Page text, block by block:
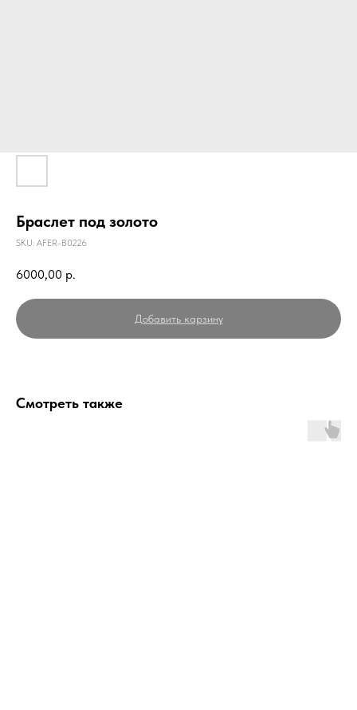
Браслет под золото
SKU: AFER-B0226
6000,00 р.
Добавить карзину
Смотреть также